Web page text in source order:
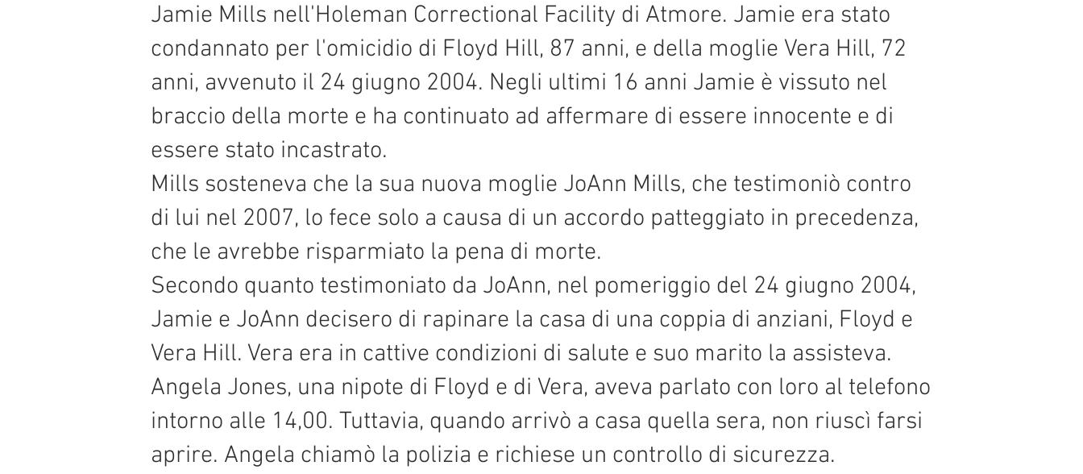
Jamie Mills nell'Holeman Correctional Facility di Atmore. Jamie era stato
condannato per l'omicidio di Floyd Hill, 87 anni, e della moglie Vera Hill, 72
anni, avvenuto il 24 giugno 2004. Negli ultimi 16 anni Jamie è vissuto nel
braccio della morte e ha continuato ad affermare di essere innocente e di
essere stato incastrato.
Mills sosteneva che la sua nuova moglie JoAnn Mills, che testimoniò contro
di lui nel 2007, lo fece solo a causa di un accordo patteggiato in precedenza,
che le avrebbe risparmiato la pena di morte.
Secondo quanto testimoniato da JoAnn, nel pomeriggio del 24 giugno 2004,
Jamie e JoAnn decisero di rapinare la casa di una coppia di anziani, Floyd e
Vera Hill. Vera era in cattive condizioni di salute e suo marito la assisteva.
Angela Jones, una nipote di Floyd e di Vera, aveva parlato con loro al telefono
intorno alle 14,00. Tuttavia, quando arrivò a casa quella sera, non riuscì farsi
aprire. Angela chiamò la polizia e richiese un controllo di sicurezza.